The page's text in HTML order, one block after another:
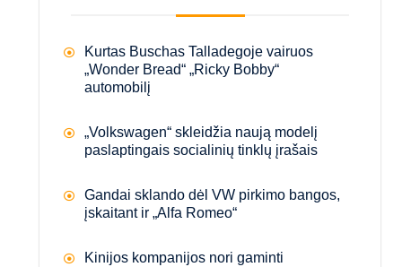
Kurtas Buschas Talladegoje vairuos
„Wonder Bread“ „Ricky Bobby“
automobilį
„Volkswagen“ skleidžia naują modelį
paslaptingais socialinių tinklų įrašais
Gandai sklando dėl VW pirkimo bangos,
įskaitant ir „Alfa Romeo“
Kinijos kompanijos nori gaminti